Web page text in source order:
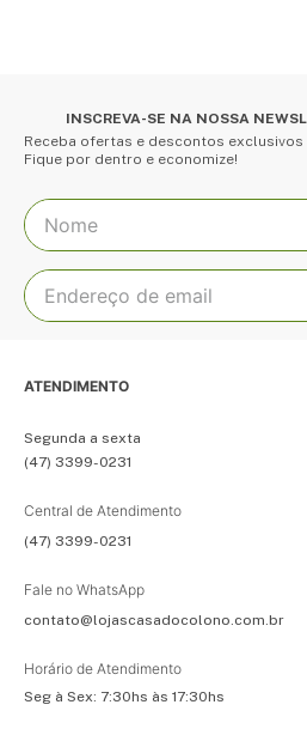
INSCREVA-SE NA NOSSA
Receba ofertas e descontos exclusivos
Fique por dentro e economize!
ATENDIMENTO
Segunda a sexta
(47) 3399-0231
Central de Atendimento
(47) 3399-0231
Fale no WhatsApp
contato@lojascasadocolono.com.br
Horário de Atendimento
Seg à Sex: 7:30hs às 17:30hs